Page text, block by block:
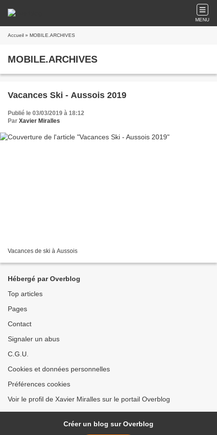
MENU
Accueil » MOBILE.ARCHIVES
MOBILE.ARCHIVES
Vacances Ski - Aussois 2019
Publié le 03/03/2019 à 18:12
Par Xavier Miralles
Vacances de ski à Aussois
Hébergé par Overblog
Top articles
Pages
Contact
Signaler un abus
C.G.U.
Cookies et données personnelles
Préférences cookies
Voir le profil de Xavier Miralles sur le portail Overblog
Créer un blog sur Overblog